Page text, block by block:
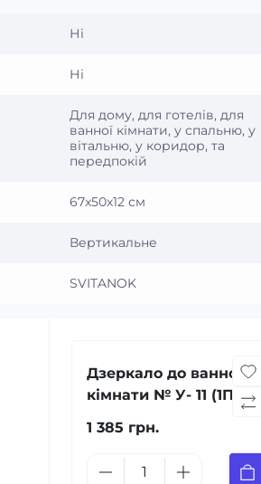
Ні
Ні
Для дому, для готелів, для
ванної кімнати, у спальню, у
вітальню, у коридор, та
передпокій
67x50x12 см
Вертикальне
SVІTANOK
Дзеркало до ванної
кімнати № У- 11 (1П)
1 385 грн.